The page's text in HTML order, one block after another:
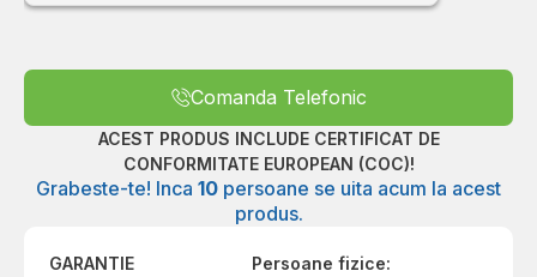
Comanda Telefonic
ACEST PRODUS INCLUDE CERTIFICAT DE
CONFORMITATE EUROPEAN (COC)!
Grabeste-te! Inca 10 persoane se uita acum la acest
produs.
GARANTIE
Persoane fizice: